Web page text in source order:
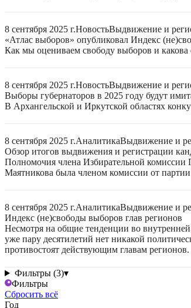
8 сентября 2025 г.НовостьВыдвижение и
«Атлас выборов» опубликовал Индекс
Как мы оцениваем свободу выборов и какова
8 сентября 2025 г.НовостьВыдвижение и
Выборы губернаторов в 2025 году будут
В Архангельской и Иркутской областях
8 сентября 2025 г.АналитикаВыдвижение и
Обзор итогов выдвижения и регистрации
Полномочия члена Избирательной комиссии
Маятникова была членом комиссии от
8 сентября 2025 г.АналитикаВыдвижение и
Индекс (не)свободы выборов глав регионов
Несмотря на общие тенденции во
уже пару десятилетий нет никакой
противостоят действующим главам регионов.
Фильтры (3)▾
Фильтры
Сбросить всё
Год